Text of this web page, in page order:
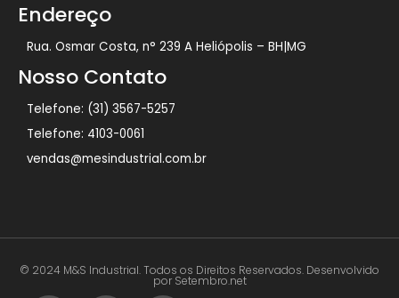
Endereço
Rua. Osmar Costa, n° 239 A Heliópolis – BH|MG
Nosso Contato
Telefone: (31) 3567-5257
Telefone: 4103-0061
vendas@mesindustrial.com.br
© 2024 M&S Industrial. Todos os Direitos Reservados. Desenvolvido
por Setembro.net